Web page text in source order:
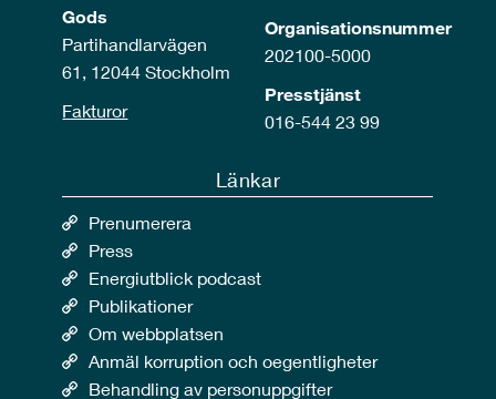
Gods
Partihandlarvägen
61, 12044 Stockholm
Fakturor
Organisationsnummer
202100-5000
Presstjänst
016-544 23 99
Länkar
Prenumerera
Press
Energiutblick podcast
Publikationer
Om webbplatsen
Anmäl korruption och oegentligheter
Behandling av personuppgifter